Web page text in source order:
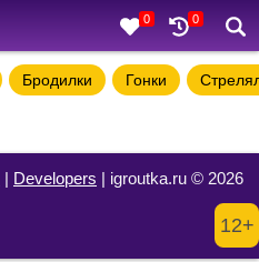
0 0
Бродилки Гонки
| Developers | igroutka.ru © 2026
12+